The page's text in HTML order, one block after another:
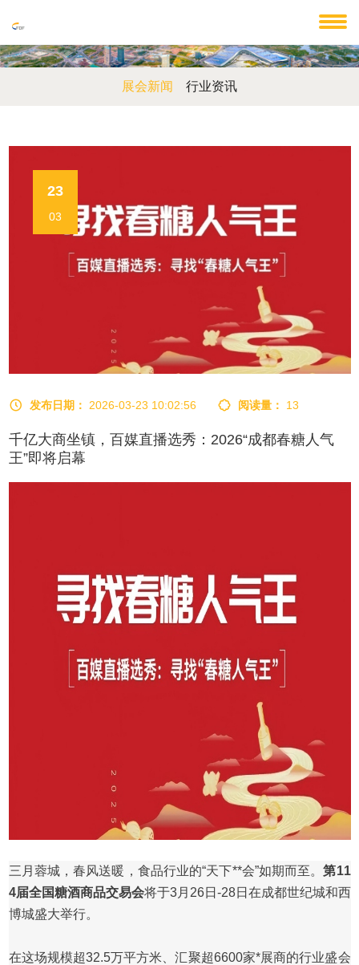
展会新闻 行业资讯
23
03
发布日期： 2026-03-23 10:02:56 阅读量： 13
千亿大商坐镇，百媒直播选秀：2026“成都春糖人气
王”即将启幕
三月蓉城，春风送暖，食品行业的“天下**会”如期而至。第11
4届全国糖酒商品交易会将于3月26日-28日在成都世纪城和西
博城盛大举行。
在这场规模超32.5万平方米、汇聚超6600家*展商的行业盛会